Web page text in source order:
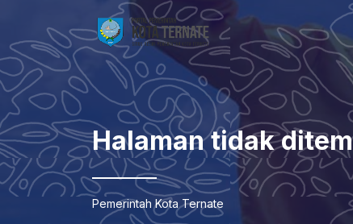
Halaman tidak
Pemerintah Kota Ternate